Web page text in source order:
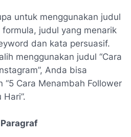
untuk menggunakan judul
judul yang menarik
dan kata persuasif.
menggunakan judul “Cara
Anda bisa
“5 Cara Menambah Follower